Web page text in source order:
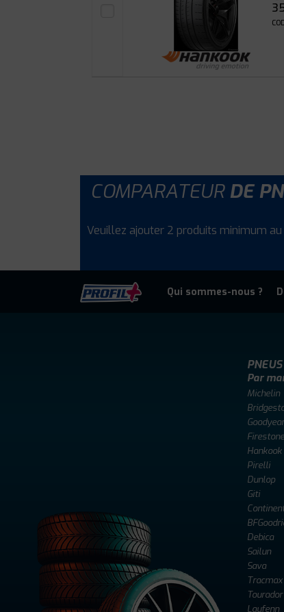
COMPARATEUR DE
Veuillez ajouter 2 produits minimum
Qui sommes-nous ?
PNEUS
Par
Michelin
Goodyear
Firestone
Hankook
Pirelli
Dunlop
Giti
Debica
Sailun
Sava
Tracmax
Tourador
Laufenn